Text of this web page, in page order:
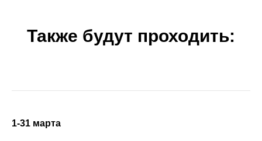
Также будут проходить:
1-31 марта